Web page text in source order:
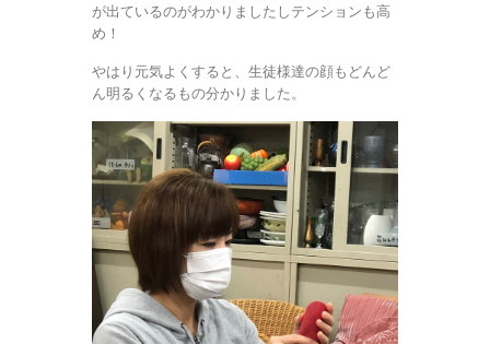
が出ているのがわかりましたしテンションも高
め！
やはり元気よくすると、生徒様達の顔もどんど
ん明るくなるもの分かりました。